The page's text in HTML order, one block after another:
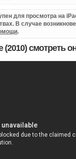
для просмотра на
В случае
.
(2010) смотреть